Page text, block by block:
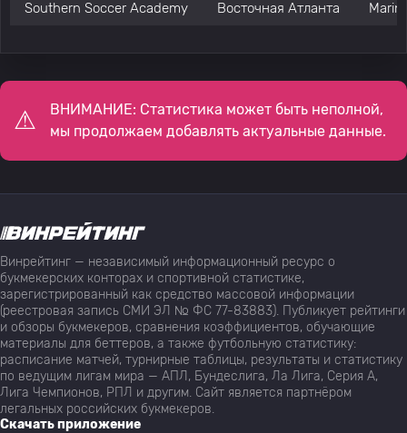
Southern Soccer Academy Восточная Атланта Marin
ВНИМАНИЕ: Статистика может быть неполной,
мы продолжаем добавлять актуальные данные.
Винрейтинг — независимый информационный ресурс о
букмекерских конторах и спортивной статистике,
зарегистрированный как средство массовой информации
(реестровая запись СМИ ЭЛ № ФС 77-83883). Публикует рейтинги
и обзоры букмекеров, сравнения коэффициентов, обучающие
материалы для беттеров, а также футбольную статистику:
расписание матчей, турнирные таблицы, результаты и статистику
по ведущим лигам мира — АПЛ, Бундеслига, Ла Лига, Серия А,
Лига Чемпионов, РПЛ и другим. Сайт является партнёром
легальных российских букмекеров.
Скачать приложение